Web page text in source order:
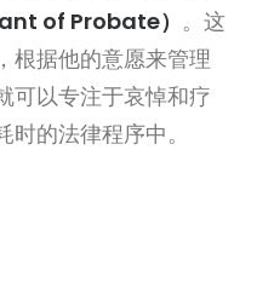
of Probate） 。 这
根据他的意愿来管理
可以专注于哀悼和疗
时的法律程序中。